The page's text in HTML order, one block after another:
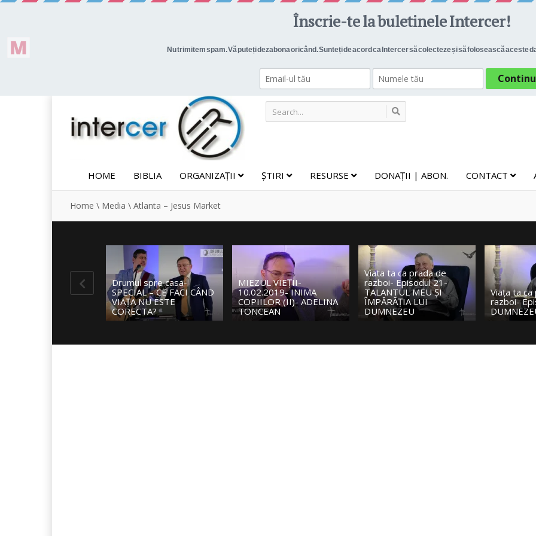
HOME BIBLIA ORGANIZAȚII ȘTIRI RESURSE DONAȚII | ABON. CONTACT
Home \ Media \ Atlanta – Jesus Market
MIEZUL VIEȚII-
10.02.2019- INIMA
COPIILOR (II)- ADELINA
TONCEAN
Viata ta ca prada de
razboi- Episodul 21-
TALANTUL MEU ȘI
ÎMPĂRĂȚIA LUI
DUMNEZEU
Viața ta ca pradă de
razboi- Episodul 20-
DUMNEZEU SE ARATĂ
Viata ta
razboi-
BIBLIA,
DESPRE